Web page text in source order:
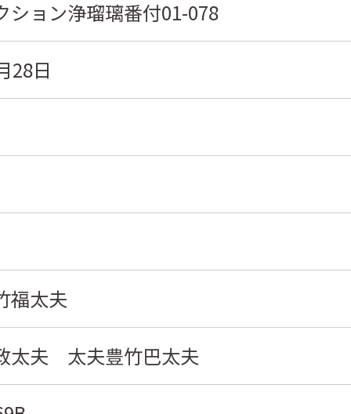
ション浄瑠璃番付01-078
28日
福太夫
太夫 太夫豊竹巴太夫